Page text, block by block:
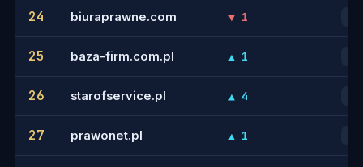
24 biuraprawne.com ▼ 1
25 baza-firm.com.pl ▲ 1
26 starofservice.pl ▲ 4
27 prawonet.pl ▲ 1